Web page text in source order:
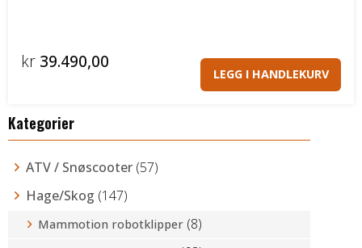
kr 39.490,00
LEGG I HANDLEKURV
Kategorier
ATV / Snøscooter (57)
Hage/Skog (147)
Mammotion robotklipper (8)